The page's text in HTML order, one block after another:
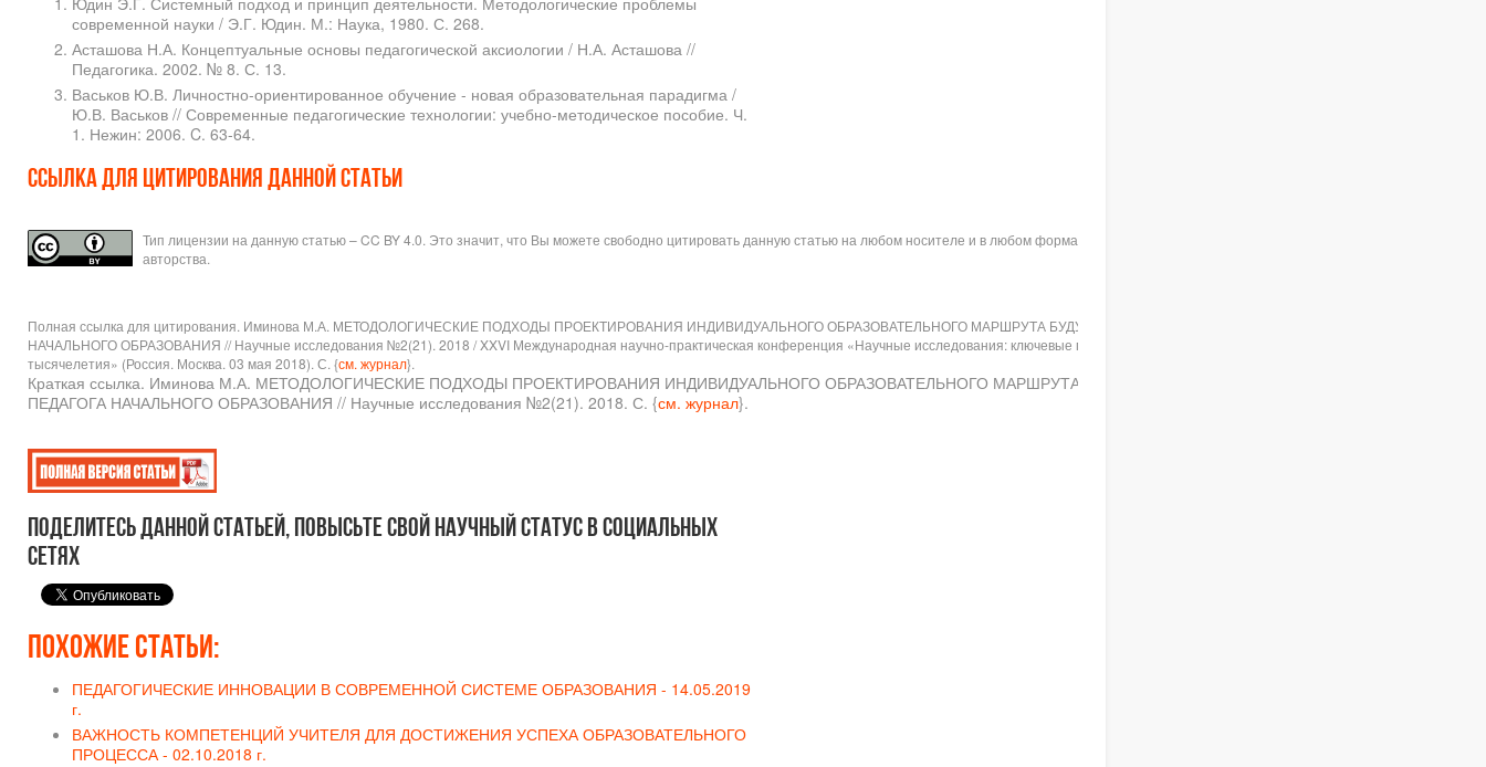
современной науки / Э.Г. Юдин. М.: Наука, 1980. С. 268.
Асташова Н.А. Концептуальные основы педагогической аксиологии / Н.А. Асташова //
Педагогика. 2002. № 8. С. 13.
Васьков Ю.В. Личностно-ориентированное обучение - новая образовательная парадигма /
Ю.В. Васьков // Современные педагогические технологии: учебно-методическое пособие. Ч.
1. Нежин: 2006. C. 63-64.
Ссылка для цитирования данной статьи
Тип лицензии на данную статью – CC BY 4.0. Это значит, что Вы можете свободно цитировать данную статью на любом носителе и в любом формате при указании
авторства.
Полная ссылка для цитирования. Иминова М.А. МЕТОДОЛОГИЧЕСКИЕ ПОДХОДЫ ПРОЕКТИРОВАНИЯ ИНДИВИДУАЛЬНОГО ОБРАЗОВАТЕЛЬНОГО МАРШРУТА БУДУЩЕГО ПЕДАГОГА
НАЧАЛЬНОГО ОБРАЗОВАНИЯ // Научные исследования №2(21). 2018 / XXVI Международная научно-практическая конференция «Научные исследования: ключевые проблемы III
тысячелетия» (Россия. Москва. 03 мая 2018). С. {см. журнал}.
Краткая ссылка. Иминова М.А. МЕТОДОЛОГИЧЕСКИЕ ПОДХОДЫ ПРОЕКТИРОВАНИЯ ИНДИВИДУАЛЬНОГО ОБРАЗОВАТЕЛЬНОГО МАРШРУТА БУДУЩЕГО
ПЕДАГОГА НАЧАЛЬНОГО ОБРАЗОВАНИЯ // Научные исследования №2(21). 2018. С. {см. журнал}.
Поделитесь данной статьей, повысьте свой научный статус в социальных
сетях
Похожие статьи:
ПЕДАГОГИЧЕСКИЕ ИННОВАЦИИ В СОВРЕМЕННОЙ СИСТЕМЕ ОБРАЗОВАНИЯ - 14.05.2019
г.
ВАЖНОСТЬ КОМПЕТЕНЦИЙ УЧИТЕЛЯ ДЛЯ ДОСТИЖЕНИЯ УСПЕХА ОБРАЗОВАТЕЛЬНОГО
ПРОЦЕССА - 02.10.2018 г.